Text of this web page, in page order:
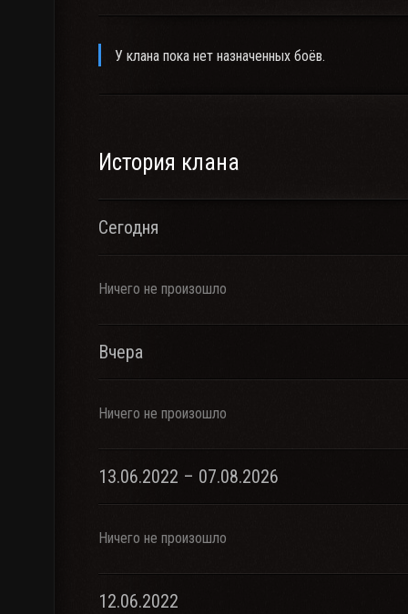
У клана пока нет назначенных боёв.
История клана
Сегодня
Ничего не произошло
Вчера
Ничего не произошло
13.06.2022 – 07.08.2026
Ничего не произошло
12.06.2022